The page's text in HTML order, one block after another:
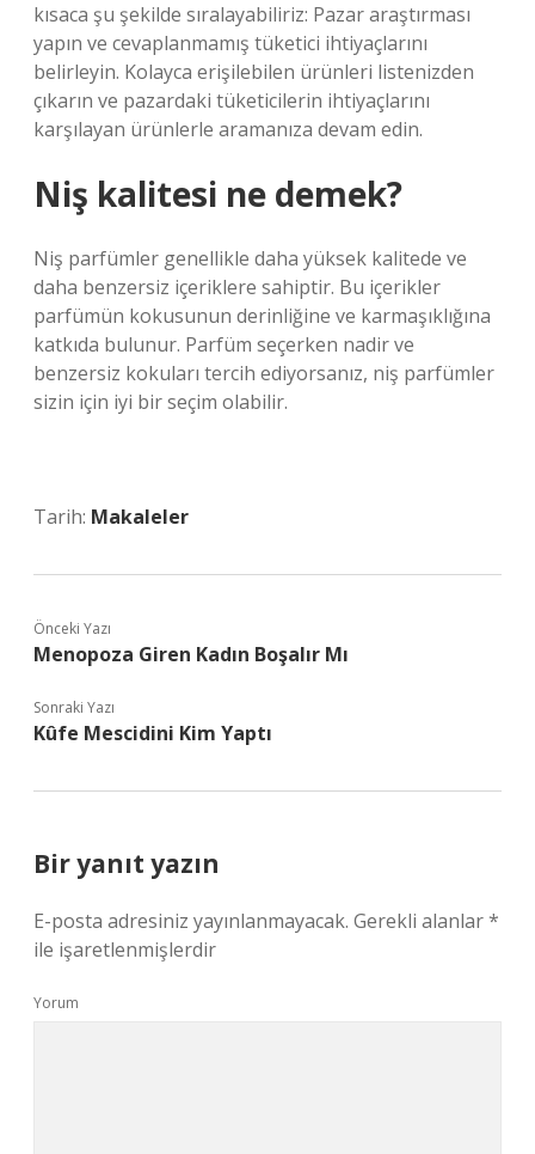
kısaca şu şekilde sıralayabiliriz: Pazar araştırması
yapın ve cevaplanmamış tüketici ihtiyaçlarını
belirleyin. Kolayca erişilebilen ürünleri listenizden
çıkarın ve pazardaki tüketicilerin ihtiyaçlarını
karşılayan ürünlerle aramanıza devam edin.
Niş kalitesi ne demek?
Niş parfümler genellikle daha yüksek kalitede ve
daha benzersiz içeriklere sahiptir. Bu içerikler
parfümün kokusunun derinliğine ve karmaşıklığına
katkıda bulunur. Parfüm seçerken nadir ve
benzersiz kokuları tercih ediyorsanız, niş parfümler
sizin için iyi bir seçim olabilir.
Tarih: Makaleler
Önceki Yazı
Menopoza Giren Kadın Boşalır Mı
Sonraki Yazı
Kûfe Mescidini Kim Yaptı
Bir yanıt yazın
E-posta adresiniz yayınlanmayacak. Gerekli alanlar*
ile işaretlenmişlerdir
Yorum